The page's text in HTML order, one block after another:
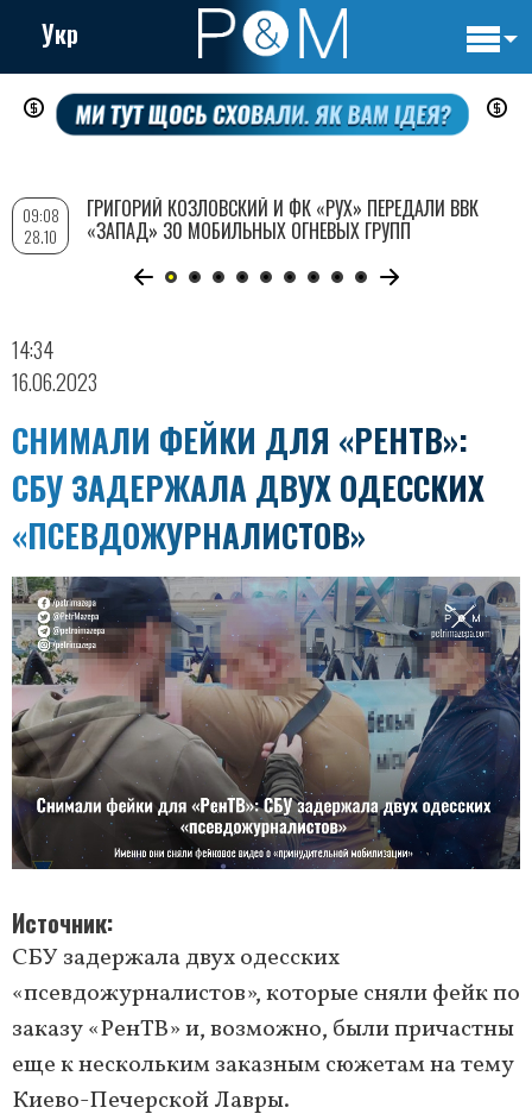
Перейти
содержанию
Укр
14:34
16.06.2023
СНИМАЛИ ФЕЙКИ ДЛЯ «РЕНТВ»:
СБУ ЗАДЕРЖАЛА ДВУХ ОДЕССКИХ
«ПСЕВДОЖУРНАЛИСТОВ»
Источник
СБУ задержала двух одесских
«псевдожурналистов», которые сняли фейк по
заказу «РенТВ» и, возможно, были причастны
еще к нескольким заказным сюжетам на тему
Киево-Печерской Лавры.
09:08
28.10
ГРИГОРИЙ КОЗЛОВСКИЙ И ФК «РУХ» ПЕРЕДАЛИ ВВК
«ЗАПАД» 30 МОБИЛЬНЫХ ОГНЕВЫХ ГРУПП